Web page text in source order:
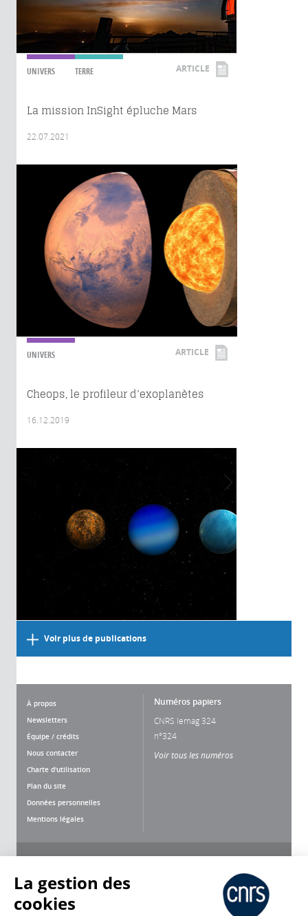
UNIVERS TERRE ARTICLE
La mission InSight épluche Mars
22.07.2021
UNIVERS ARTICLE
Cheops, le profileur d’exoplanètes
16.12.2019
Voir plus de publications
À propos
Newsletters
Équipe / crédits
Nous contacter
Charte d'utilisation
Plan du site
Données personnelles
Mentions légales
Numéros papiers
CNRS lemag 324
n°324
Voir tous les numéros
La gestion des
cookies